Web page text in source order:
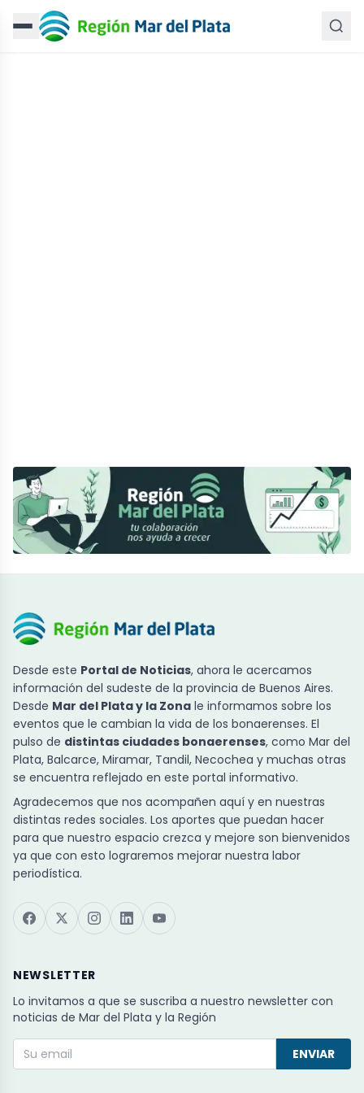
Desde este Portal de Noticias, ahora le acercamos
información del sudeste de la provincia de Buenos Aires.
Desde Mar del Plata y la Zona le informamos sobre los
eventos que le cambian la vida de los bonaerenses. El
pulso de distintas ciudades bonaerenses, como Mar del
Plata, Balcarce, Miramar, Tandil, Necochea y muchas otras
se encuentra reflejado en este portal informativo.
Agradecemos que nos acompañen aquí y en nuestras
distintas redes sociales. Los aportes que puedan hacer
para que nuestro espacio crezca y mejore son bienvenidos
ya que con esto lograremos mejorar nuestra labor
periodística.
NEWSLETTER
Lo invitamos a que se suscriba a nuestro newsletter con
noticias de Mar del Plata y la Región
ENVIAR